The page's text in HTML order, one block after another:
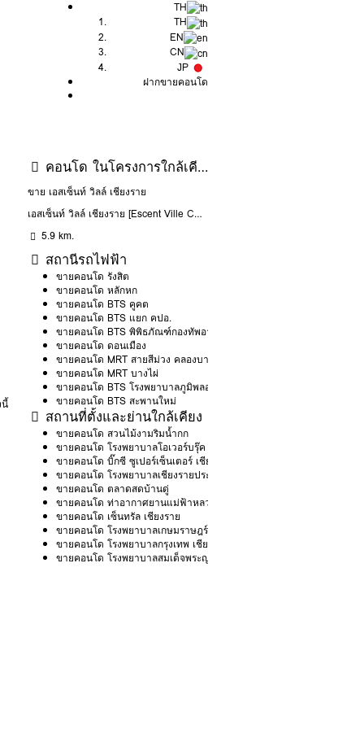
TH
TH
EN
CN
JP
ฝากขายคอนโด
คอนโด ในโครงการใกล้เคียง
ขาย เอสเซ็นท์ วิลล์ เชียงราย
เอสเซ็นท์ วิลล์ เชียงราย [Escent Ville Chiangrai]
5.9 km.
สถานีรถไฟฟ้า
ขายคอนโด รังสิต
ขายคอนโด หลักหก
ขายคอนโด BTS คูคต
ขายคอนโด BTS แยก คปอ.
ขายคอนโด BTS พิพิธภัณฑ์กองทัพอากาศ
ขายคอนโด ดอนเมือง
ขายคอนโด MRT สายสีม่วง คลองบางไผ่
ขายคอนโด MRT บางไผ่
ขายคอนโด BTS โรงพยาบาลภูมิพลอดุลยเดช
ขายคอนโด BTS สะพานใหม่
สถานที่ตั้งและย่านใกล้เคียง
ขายคอนโด สวนไม้งามริมน้ำกก
ขายคอนโด โรงพยาบาลโอเวอร์บรุ๊ค
ขายคอนโด บิ๊กซี ซูเปอร์เซ็นเตอร์ เชียงราย 2 (สนามบิน)
ขายคอนโด โรงพยาบาลเชียงรายประชานุเคราะห์
ขายคอนโด ตลาดสดบ้านดู่
ขายคอนโด ท่าอากาศยานแม่ฟ้าหลวง เชียงราย (สนามบิน เชียงราย)
ขายคอนโด เซ็นทรัล เชียงราย
ขายคอนโด โรงพยาบาลเกษมราษฎร์ ศรีบุรินทร์
ขายคอนโด โรงพยาบาลกรุงเทพ เชียงราย
ขายคอนโด โรงพยาบาลสมเด็จพระญาณสังวร